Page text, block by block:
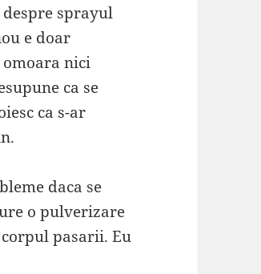
sprayul
e doar
nici
ca se
ca s-ar
daca se
o pulverizare
pasarii. Eu